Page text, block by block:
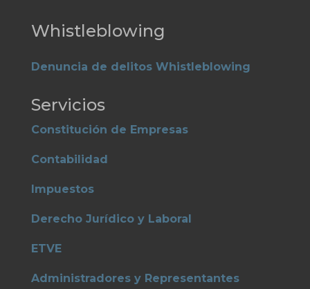
Whistleblowing
Denuncia de delitos Whistleblowing
Servicios
Constitución de Empresas
Contabilidad
Impuestos
Derecho Jurídico y Laboral
ETVE
Administradores y Representantes